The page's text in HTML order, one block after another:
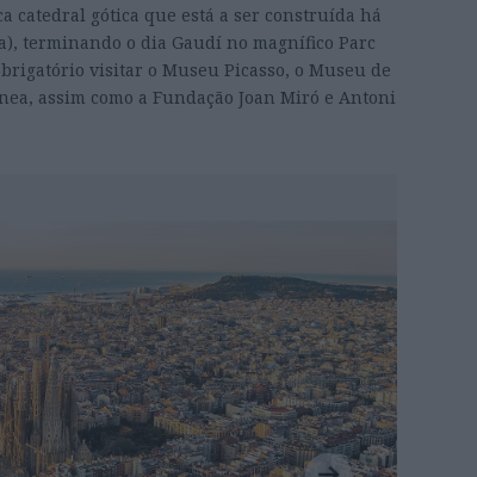
catedral gótica que está a ser construída há
terminando o dia Gaudí no magnífico Parc
visitar o Museu Picasso, o Museu de
assim como a Fundação Joan Miró e Antoni